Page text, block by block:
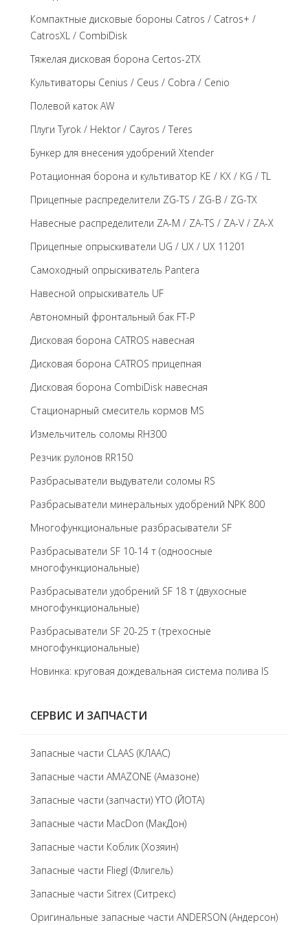
Компактные дисковые бороны Catros / Catros+ /
CatrosXL / CombiDisk
Тяжелая дисковая борона Certos-2TX
Культиваторы Cenius / Ceus / Cobra / Cenio
Полевой каток AW
Плуги Tyrok / Hektor / Cayros / Teres
Бункер для внесения удобрений Xtender
Ротационная борона и культиватор KE / KX / KG / TL
Прицепные распределители ZG-TS / ZG-B / ZG-TX
Навесные распределители ZA-M / ZA-TS / ZA-V / ZA-X
Прицепные опрыскиватели UG / UX / UX 11201
Самоходный опрыскиватель Pantera
Навесной опрыскиватель UF
Автономный фронтальный бак FT-P
Дисковая борона CATROS навесная
Дисковая борона CATROS прицепная
Дисковая борона CombiDisk навесная
Стационарный смеситель кормов MS
Измельчитель соломы RH300
Резчик рулонов RR150
Разбрасыватели выдуватели соломы RS
Разбрасыватели минеральных удобрений NPK 800
Многофункциональные разбрасыватели SF
Разбрасыватели SF 10-14 т (одноосные
многофункциональные)
Разбрасыватели удобрений SF 18 т (двухосные
многофункциональные)
Разбрасыватели SF 20-25 т (трехосные
многофункциональные)
Новинка: круговая дождевальная система полива IS
СЕРВИС И ЗАПЧАСТИ
Запасные части CLAAS (КЛААС)
Запасные части AMAZONE (Амазоне)
Запасные части (запчасти) YTO (ЙОТА)
Запасные части MacDon (МакДон)
Запасные части Коблик (Хозяин)
Запасные части Fliegl (Флигель)
Запасные части Sitrex (Ситрекс)
Оригинальные запасные части ANDERSON (Андерсон)